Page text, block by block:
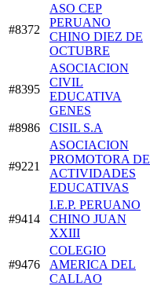
#8372
ASO CEP
PERUANO
CHINO DIEZ DE
OCTUBRE
#8395
ASOCIACION
CIVIL
EDUCATIVA
GENES
#8986 CISIL S.A
#9221
ASOCIACION
PROMOTORA DE
ACTIVIDADES
EDUCATIVAS
#9414
I.E.P. PERUANO
CHINO JUAN
XXIII
#9476
COLEGIO
AMERICA DEL
CALLAO